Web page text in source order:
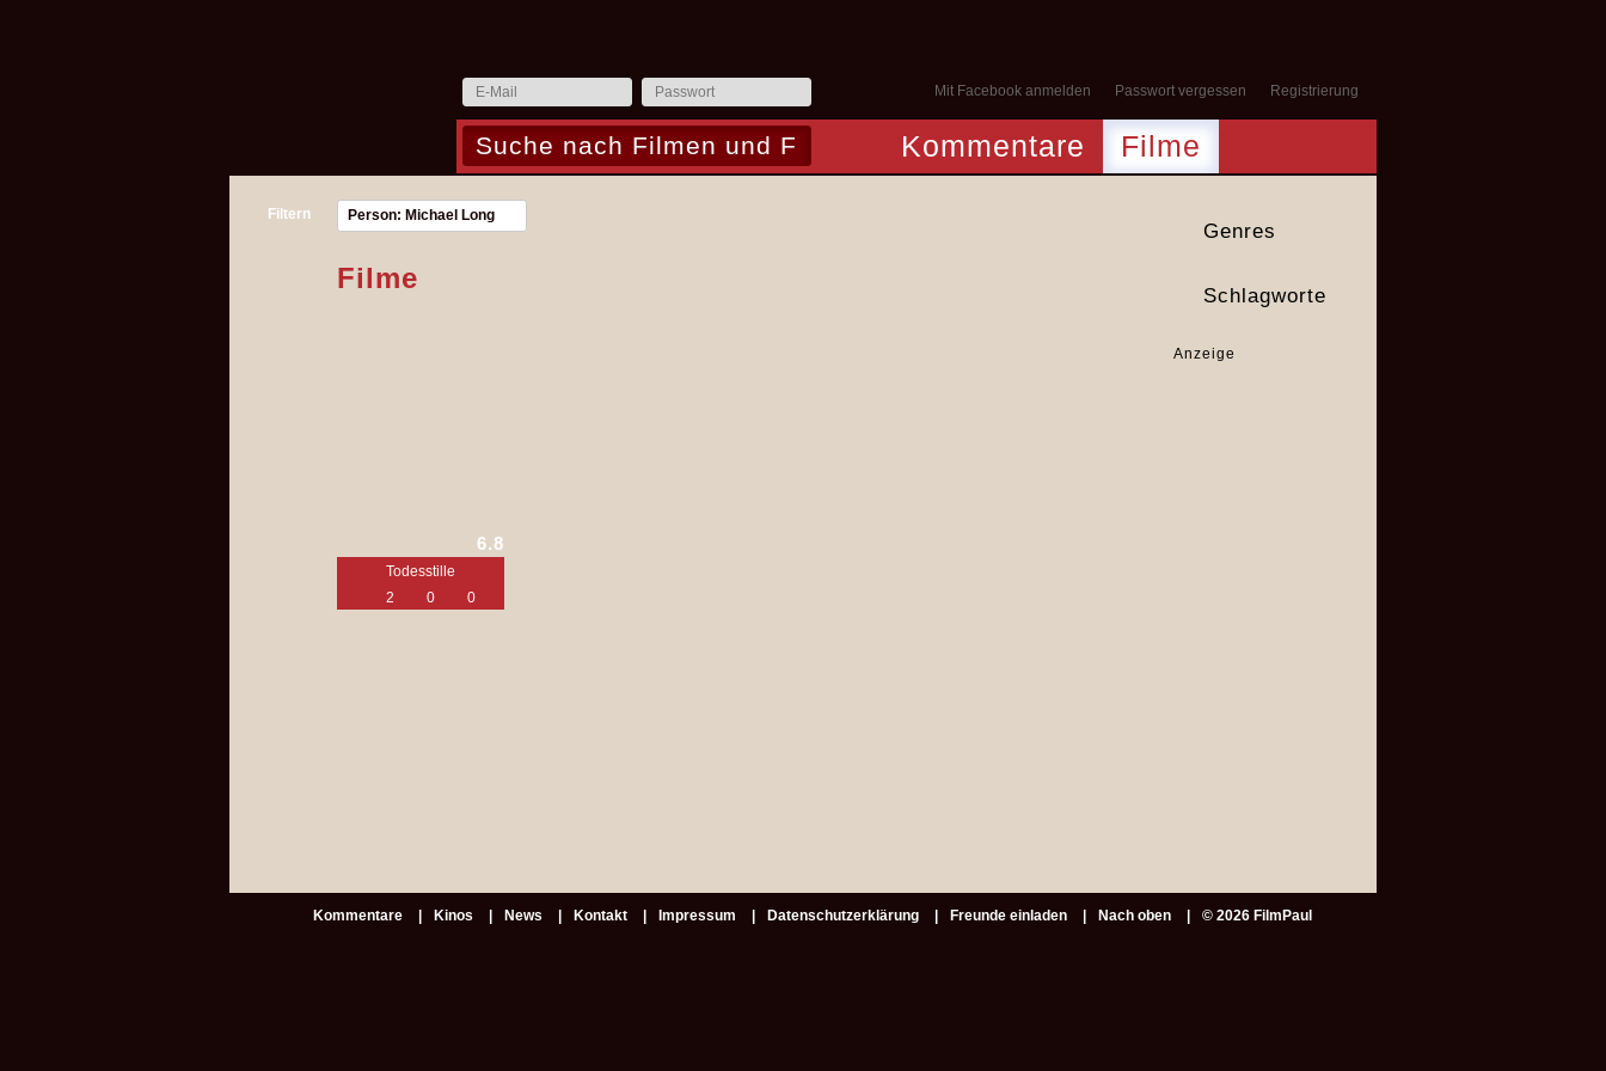
Mit Facebook anmelden Passwort vergessen Registrierung
Kommentare Filme
Filtern Person: Michael Long
Filme
Todesstille
6.8
2 0 0
Genres
Schlagworte
Anzeige
Kommentare Kinos News Kontakt Impressum Datenschutzerklärung Freunde einladen Nach oben © 2026 FilmPaul